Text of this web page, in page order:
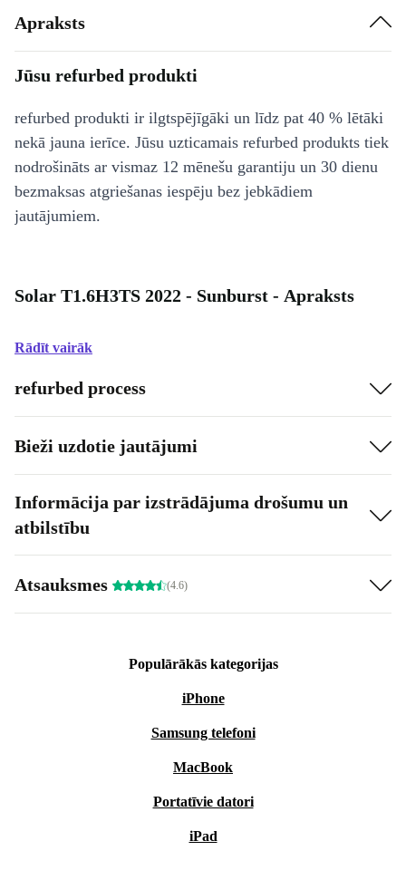
Apraksts
Jūsu refurbed produkti
refurbed produkti ir ilgtspējīgāki un līdz pat 40 % lētāki
nekā jauna ierīce. Jūsu uzticamais refurbed produkts tiek
nodrošināts ar vismaz 12 mēnešu garantiju un 30 dienu
bezmaksas atgriešanas iespēju bez jebkādiem
jautājumiem.
Solar T1.6H3TS 2022 - Sunburst - Apraksts
Rādīt vairāk
refurbed process
Bieži uzdotie jautājumi
Informācija par izstrādājuma drošumu un
atbilstību
Atsauksmes (4.6)
Populārākās kategorijas
iPhone
Samsung telefoni
MacBook
Portatīvie datori
iPad